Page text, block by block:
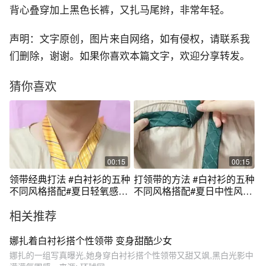
背心叠穿加上黑色长裤，又扎马尾辫，非常年轻。
声明：文字原创，图片来自网络，如有侵权，请联系我
们删除，谢谢。如果你喜欢本篇文字，欢迎分享转发。
猜你喜欢
00:15
领带经典打法 #白衬衫的五种
不同风格搭配#夏日轻氧感穿
的小个子女生穿搭 #种草好物
#夏日中性风穿搭日记
00:15
打领带的方法 #白衬衫的五种
不同风格搭配#夏日中性风穿
相关推荐
娜扎着白衬衫搭个性领带 变身甜酷少女
娜扎的一组写真曝光,她身穿白衬衫搭个性领带又甜又飒,黑白光影中